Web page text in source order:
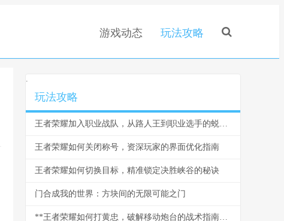
游戏动态 玩法攻略
.
玩法攻略
王者荣耀加入职业战队，从路人王到职业选手的蜕变之路
王者荣耀如何关闭称号，资深玩家的界面优化指南
王者荣耀如何切换目标，精准锁定决胜峡谷的秘诀
门合成我的世界：方块间的无限可能之门
**王者荣耀如何打黄忠，破解移动炮台的战术指南，副标题，从对线到团战的全面克制之道**